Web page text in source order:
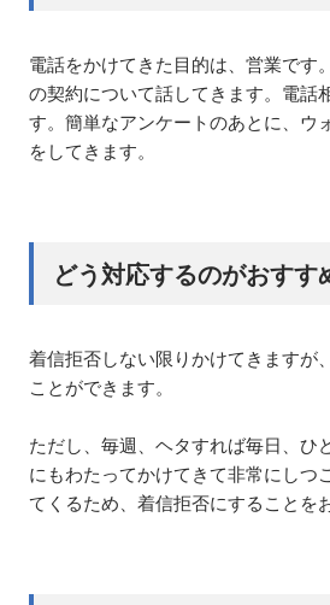
電話をかけてきた目的は、営業です
の契約について話してきます。電話
す。簡単なアンケートのあとに、ウ
をしてきます。
どう対応するのがおすす
着信拒否しない限りかけてきますが
ことができます。
ただし、毎週、ヘタすれば毎日、ひ
にもわたってかけてきて非常にしつ
てくるため、着信拒否にすることを